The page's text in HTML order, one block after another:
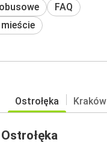
FAQ
Ostrołęka Kraków